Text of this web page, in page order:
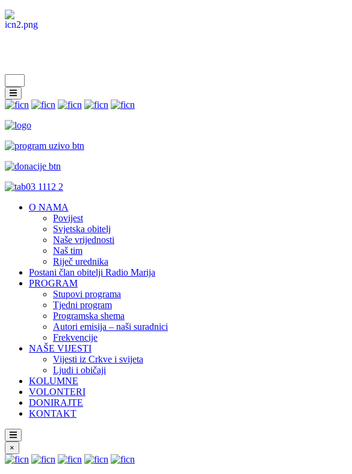
O NAMA
Povijest
Svjetska obitelj
Naše vrijednosti
Naš tim
Riječ urednika
Postani član obitelji Radio Marija
PROGRAM
Stupovi programa
Tjedni program
Programska shema
Autori emisija – naši suradnici
Frekvencije
NAŠE VIJESTI
Vijesti iz Crkve i svijeta
Ljudi i običaji
KOLUMNE
VOLONTERI
DONIRAJTE
KONTAKT
×